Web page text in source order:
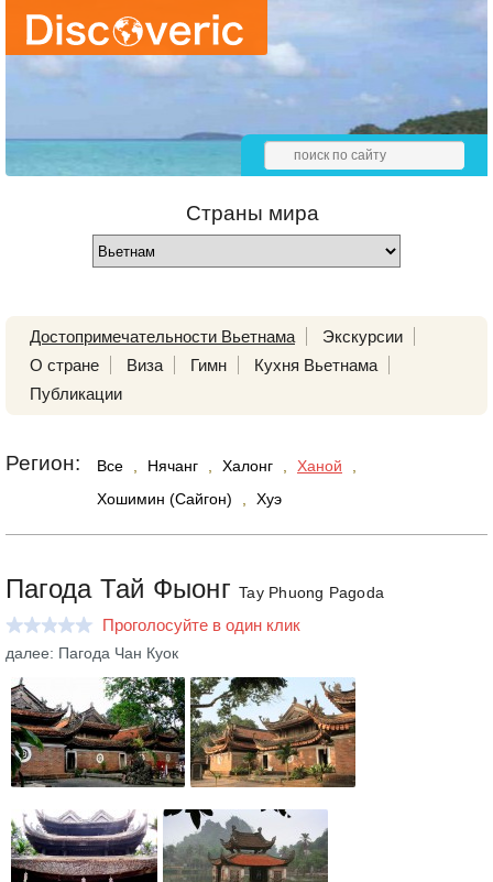
Страны мира
Достопримечательности Вьетнама
Экскурсии
О стране
Виза Гимн
Кухня Вьетнама
Публикации
Регион: Все Нячанг Халонг Ханой
Хошимин (Сайгон)
Хуэ
Пагода Тай ФыонгTay Phuong Pagoda
Проголосуйте в один клик
далее: Пагода Чан Куок